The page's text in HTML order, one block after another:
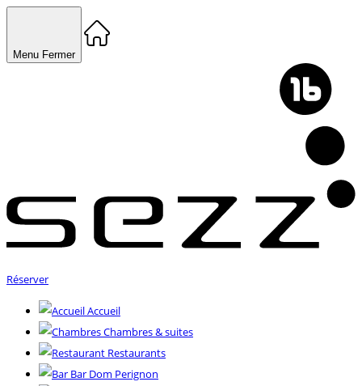
Menu Fermer
Réserver
Accueil
Chambres & suites
Restaurants
Bar Dom Perignon